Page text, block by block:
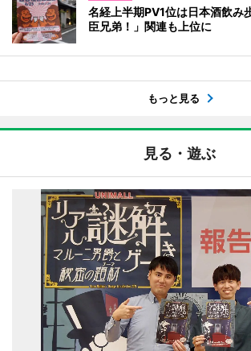
名経上半期PV1位は日本酒飲
臣兄弟！」関連も上位に
もっと見る
見る・遊ぶ